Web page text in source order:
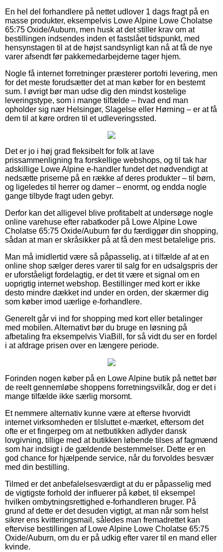
En hel del forhandlere på nettet udlover 1 dags fragt på en
masse produkter, eksempelvis Lowe Alpine Lowe Cholatse
65:75 Oxide/Auburn, men husk at det stiller krav om at
bestillingen indsendes inden et fastslået tidspunkt, med
hensynstagen til at de højst sandsynligt kan nå at få de nye
varer afsendt før pakkemedarbejderne tager hjem.
Nogle få internet forretninger præsterer portofri levering, men
for det meste forudsætter det at man køber for en bestemt
sum. I øvrigt bør man udse dig den mindst kostelige
leveringstype, som i mange tilfælde – hvad end man
opholder sig nær Helsingør, Slagelse eller Hørning – er at få
dem til at køre ordren til et udleveringssted.
Det er jo i høj grad fleksibelt for folk at lave
prissammenligning fra forskellige webshops, og til tak har
adskillige Lowe Alpine e-handler fundet det nødvendigt at
nedsætte priserne på en række af deres produkter – til børn,
og ligeledes til herrer og damer – enormt, og endda nogle
gange tilbyde fragt uden gebyr.
Derfor kan det alligevel blive profitabelt at undersøge nogle
online varehuse efter rabatkoder på Lowe Alpine Lowe
Cholatse 65:75 Oxide/Auburn før du færdiggør din shopping,
sådan at man er skråsikker på at få den mest betalelige pris.
Man må imidlertid være så påpasselig, at i tilfælde af at en
online shop sælger deres varer til salg for en udsalgspris der
er uforståeligt fordelagtig, er det tit være et signal om en
uoprigtig internet webshop. Bestillinger med kort er ikke
desto mindre dækket ind under en orden, der skærmer dig
som køber imod uærlige e-forhandlere.
Generelt går vi ind for shopping med kort eller betalinger
med mobilen. Alternativt bør du bruge en løsning på
afbetaling fra eksempelvis ViaBill, for så vidt du ser en fordel
i at afdrage prisen over en længere periode.
Forinden nogen køber på en Lowe Alpine butik på nettet bør
de reelt gennemløbe shoppens forretningsvilkår, dog er det i
mange tilfælde ikke særlig morsomt.
Et nemmere alternativ kunne være at efterse hvorvidt
internet virksomheden er tilsluttet e-mærket, eftersom det
ofte er et fingerpeg om at netbutikken adlyder dansk
lovgivning, tillige med at butikken løbende tilses af fagmænd
som har indsigt i de gældende bestemmelser. Dette er en
god chance for hjælpende service, når du forvoldes besvær
med din bestilling.
Tilmed er det anbefalelsesværdigt at du er påpasselig med
de vigtigste forhold der influerer på købet, til eksempel
hvilken ombytningsrettighed e-forhandleren bruger. På
grund af dette er det desuden vigtigt, at man når som helst
sikrer ens kvitteringsmail, således man fremadrettet kan
eftervise bestillingen af Lowe Alpine Lowe Cholatse 65:75
Oxide/Auburn, om du er på udkig efter varer til en mand eller
kvinde.